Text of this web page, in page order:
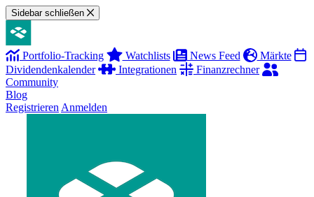
Sidebar schließen
Portfolio-Tracking Watchlists News Feed
Märkte
Dividendenkalender
Integrationen
Finanzrechner
Community
Blog
Registrieren Anmelden